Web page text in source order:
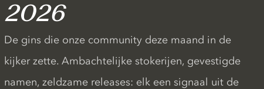
2026
De gins die onze community deze maand in de
kijker zette. Ambachtelijke stokerijen, gevestigde
namen, zeldzame releases: elk een signaal uit de